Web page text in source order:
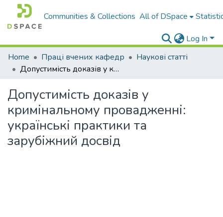
Communities & Collections All of DSpace
Log In
Home
Праці вчених кафедр
Наукові статті
Допустимість доказів у кримінальному провадженні: українські практики та зарубіжний досвід
Допустимість доказів у
кримінальному провадженні:
українські практики та
зарубіжний досвід